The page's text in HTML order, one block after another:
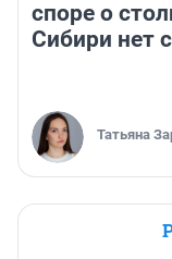
споре о
Сибири нет
Татьяна